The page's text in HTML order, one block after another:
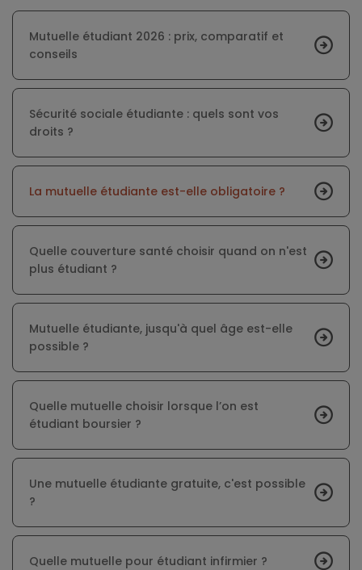
Mutuelle étudiant 2026 : prix, comparatif et
conseils
Sécurité sociale étudiante : quels sont vos
droits ?
La mutuelle étudiante est-elle obligatoire ?
Quelle couverture santé choisir quand on n'est
plus étudiant ?
Mutuelle étudiante, jusqu'à quel âge est-elle
possible ?
Quelle mutuelle choisir lorsque l’on est
étudiant boursier ?
Une mutuelle étudiante gratuite, c'est possible
?
Quelle mutuelle pour étudiant infirmier ?